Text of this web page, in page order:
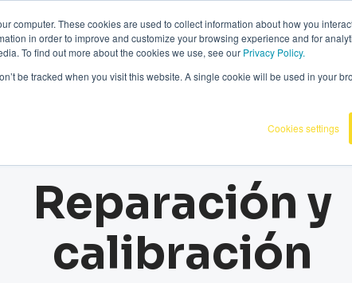
computer. These cookies are used to collect information about how you
in order to improve and customize your browsing experience and for
To find out more about the cookies we use, see our Privacy Policy.
be tracked when you visit this website. A single cookie will be used in your
Cookies settings
| Omnidots dans les médias
Clientes Base de conocimiento
Reparación y
calibración